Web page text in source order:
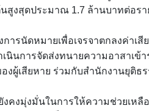
นสูงสุดประมาณ 1.7 ล้านบาทต่อรา
ารนัดหมายเพื่อเจรจาตกลงค่าเ
นการจัดส่งทนายความอาสาเข้า
ผู้เสียหาย ร่วมกับสำนักงานยุติธ
คงมุ่งมั่นในการให้ความช่วยเหลื